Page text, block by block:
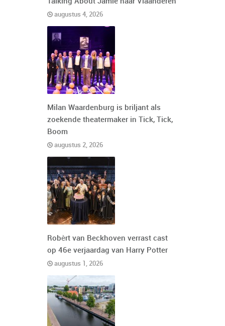
augustus 4, 2026
Milan Waardenburg is briljant als
zoekende theatermaker in Tick, Tick,
Boom
augustus 2, 2026
Robèrt van Beckhoven verrast cast
op 46e verjaardag van Harry Potter
augustus 1, 2026